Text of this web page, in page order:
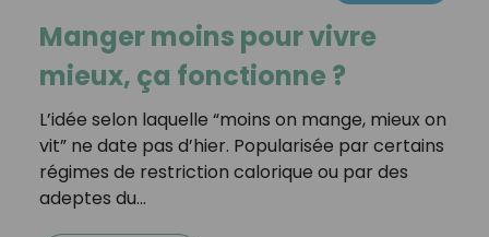
Manger moins pour vivre
mieux, ça fonctionne ?
L’idée selon laquelle “moins on mange, mieux on
vit” ne date pas d’hier. Popularisée par certains
régimes de restriction calorique ou par des
adeptes du…